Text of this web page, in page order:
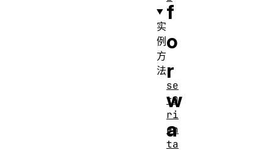
f
o
r
w
a
实
例
方
法
se
tO
ri
en
ta